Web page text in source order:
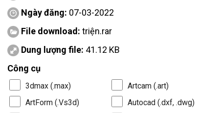
Ngày đăng: 07-03-2022
File download: triện.rar
Dung lượng file: 41.12 KB
Công cụ
3dmax (.max)
Artcam (.art)
ArtForm (.Vs3d)
Autocad (.dxf, .dwg)